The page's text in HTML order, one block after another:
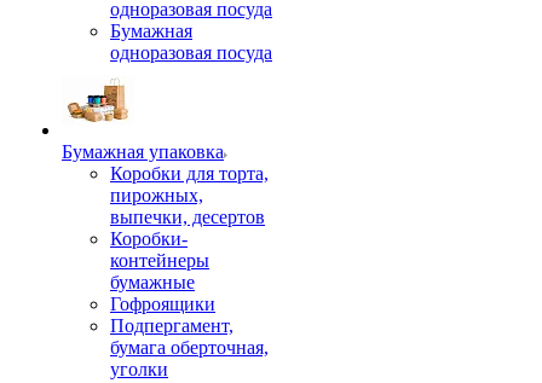
одноразовая посуда
Бумажная
одноразовая посуда
Бумажная упаковка
Коробки для торта,
пирожных,
выпечки, десертов
Коробки-
контейнеры
бумажные
Гофроящики
Подпергамент,
бумага оберточная,
уголки